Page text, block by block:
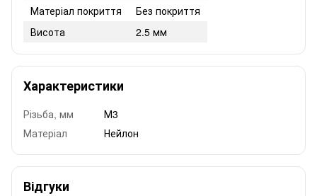
Матеріал покриття
Без покриття
Висота
2.5 мм
Характеристики
Різьба, мм
М3
Матеріал
Нейлон
Відгуки